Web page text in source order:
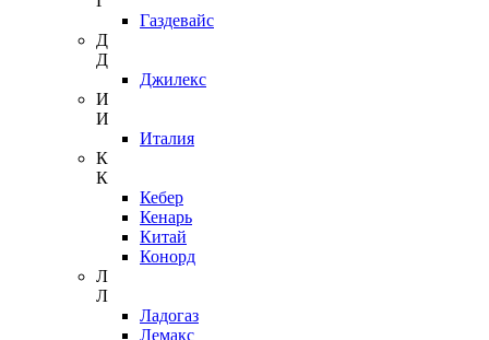
Газдевайс
Д
Д
Джилекс
И
И
Италия
К
К
Кебер
Кенарь
Китай
Конорд
Л
Л
Ладогаз
Лемакс